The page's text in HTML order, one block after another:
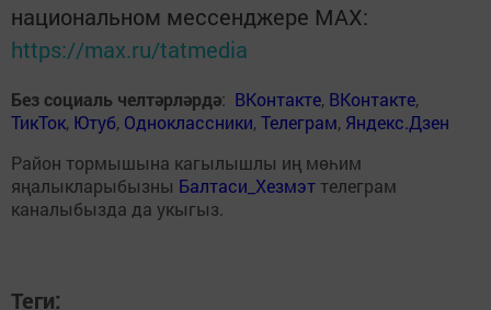
национальном мессенджере MАХ:
https://max.ru/tatmedia
Без социаль челтәрләрдә: ВКонтакте, ВКонтакте,
ТикТок, Ютуб, Одноклассники,Телеграм, Яндекс.Дзен
Район тормышына кагылышлы иң мөһим
яңалыкларыбызны Балтаси_Хезмэт телеграм
каналыбызда да укыгыз.
Теги: